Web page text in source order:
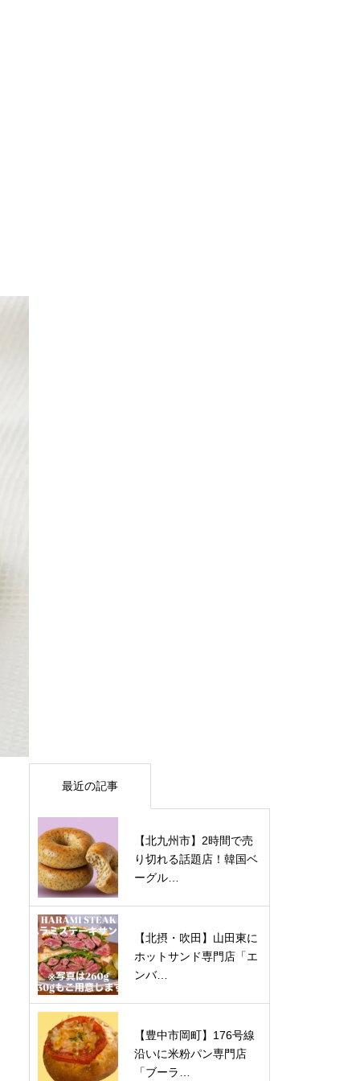
最近の記事
【北九州市】2時間で売
り切れる話題店！韓国ベ
ーグル…
【北摂・吹田】山田東に
ホットサンド専門店「エ
ンバ…
【豊中市岡町】176号線
沿いに米粉パン専門店
「ブーラ…